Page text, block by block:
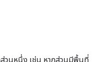
ส่วนหนึ่ง เช่น หากส่วนมีพื้นที่